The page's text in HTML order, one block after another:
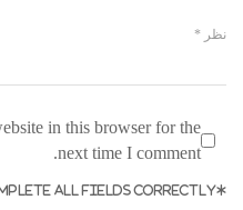
in this browser for the
next time I comment.
*PLEASE COMPLETE ALL FIELDS CORRECTLY